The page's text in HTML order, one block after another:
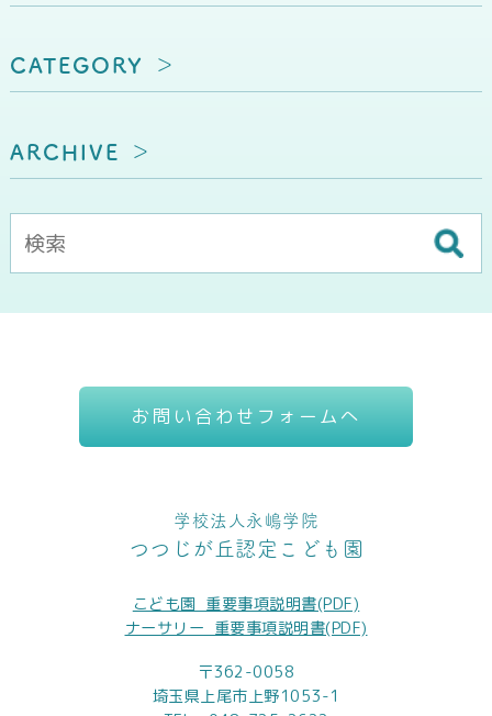
CATEGORY
ARCHIVE
お問い合わせフォームへ
学校法人永嶋学院
つつじが丘認定こども園
こども園_重要事項説明書(PDF)
ナーサリー_重要事項説明書(PDF)
〒362-0058
埼玉県上尾市上野1053-1